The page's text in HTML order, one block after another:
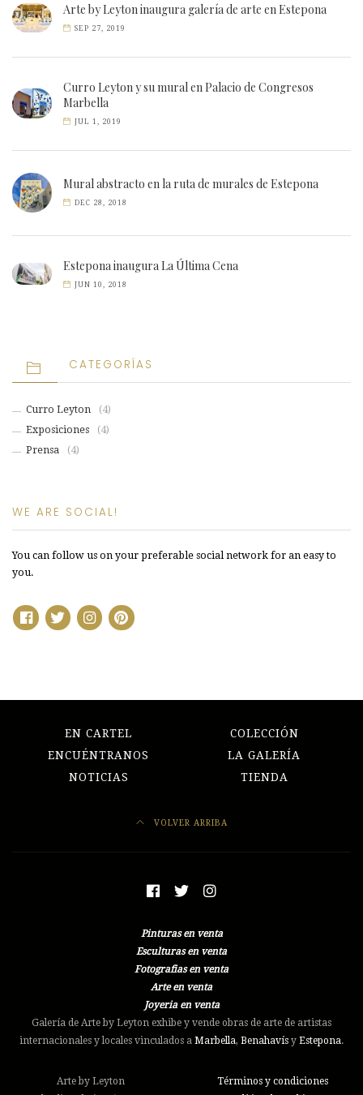
Arte by Leyton inaugura galería de arte en Estepona
SEP 27, 2019
Curro Leyton y su mural en Palacio de Congresos
Marbella
JUL 1, 2019
Mural abstracto en la ruta de murales de Estepona
DEC 28, 2018
Estepona inaugura La Última Cena
JUN 10, 2018
CATEGORÍAS
Curro Leyton
(4)
Exposiciones
(4)
Prensa
(4)
WE ARE SOCIAL!
You can follow us on your preferable social network for an easy to
you.
EN CARTEL
COLECCIÓN
ENCUÉNTRANOS
LA GALERÍA
NOTICIAS
TIENDA
VOLVER ARRIBA
Pinturas en venta
Esculturas en venta
Fotografias en venta
Arte en venta
Joyeria en venta
Galería de Arte by Leyton exhibe y vende obras de arte de artistas
internacionales y locales vinculados a Marbella, Benahavís y Estepona.
Arte by Leyton
Términos y condiciones